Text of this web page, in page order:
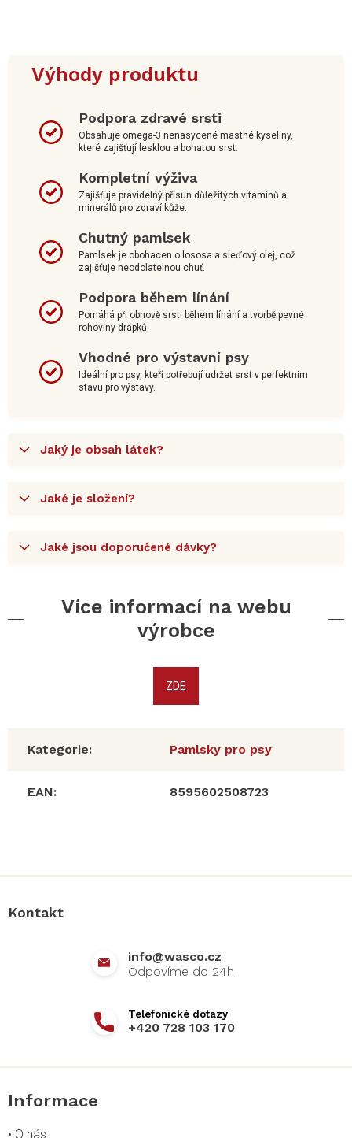
Výhody produktu
Podpora zdravé srsti
Obsahuje omega-3 nenasycené mastné kyseliny,
které zajišťují lesklou a bohatou srst.
Kompletní výživa
Zajišťuje pravidelný přísun důležitých vitamínů a
minerálů pro zdraví kůže.
Chutný pamlsek
Pamlsek je obohacen o lososa a sleďový olej, což
zajišťuje neodolatelnou chuť.
Podpora během línání
Pomáhá při obnově srsti během línání a tvorbě pevné
rohoviny drápků.
Vhodné pro výstavní psy
Ideální pro psy, kteří potřebují udržet srst v perfektním
stavu pro výstavy.
Jaký je obsah látek?
Jaké je složení?
Jaké jsou doporučené dávky?
Více informací na webu
výrobce
ZDE
Kategorie: Pamlsky pro psy
EAN: 8595602508723
Kontakt
info@wasco.cz
+420 728 103 170
Informace
• O nás